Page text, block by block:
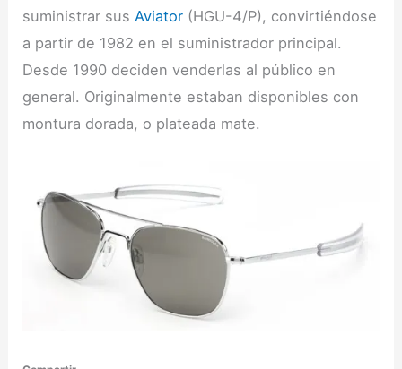
suministrar susAviator (HGU-4/P), convirtiéndose
a partir de 1982 en el suministrador principal.
Desde 1990 deciden venderlas al público en
general. Originalmente estaban disponibles con
montura dorada, o plateada mate.